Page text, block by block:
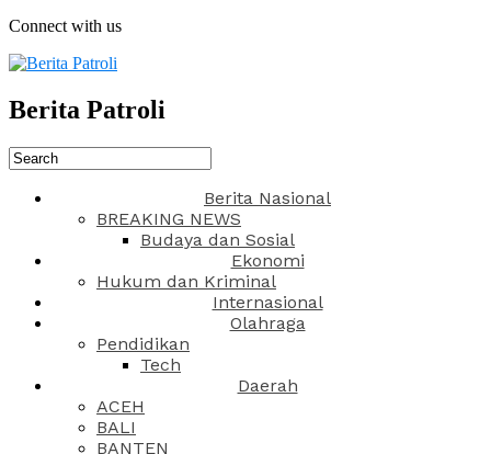
Connect with us
Berita Patroli
Berita Nasional
BREAKING NEWS
Budaya dan Sosial
Ekonomi
Hukum dan Kriminal
Internasional
Olahraga
Pendidikan
Tech
Daerah
ACEH
BALI
BANTEN